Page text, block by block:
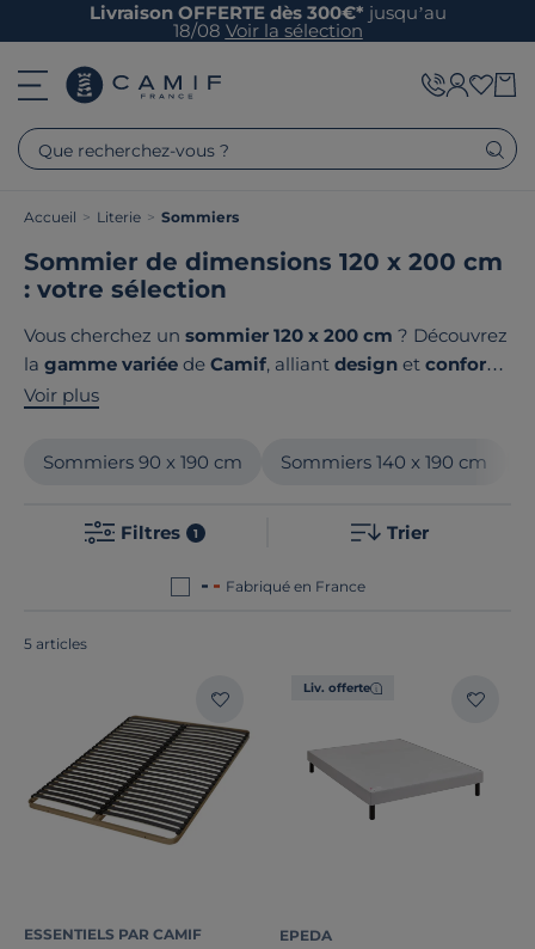
Livraison OFFERTE dès 300€* jusqu’au
18/08 Voir la sélection
Que recherchez-vous ?
Accueil > Literie > Sommiers
Sommier de dimensions 120 x 200 cm
: votre sélection
Vous cherchez un sommier 120 x 200 cm ? Découvrez
la gamme variée de Camif, alliant design et confort .
Chaque sommier est pensé pour assurer un
s'adaptera parfaitement à votre
matelas , offrant un
élégance. Le point commun de nos produits ? Ils sont
Voir plus
Sommiers 90 x 190 cm Sommiers 140 x 190 cm
Filtres 1 Trier
Fabriqué en France
5 articles
ESSENTIELS PAR CAMIF
Liv. offerte
EPEDA
Technologie du sommier
Type de soutien
Note des clients